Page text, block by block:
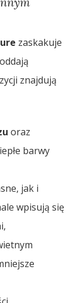
zaskakuje
znajdują
oraz
barwy
jak i
wpisują się